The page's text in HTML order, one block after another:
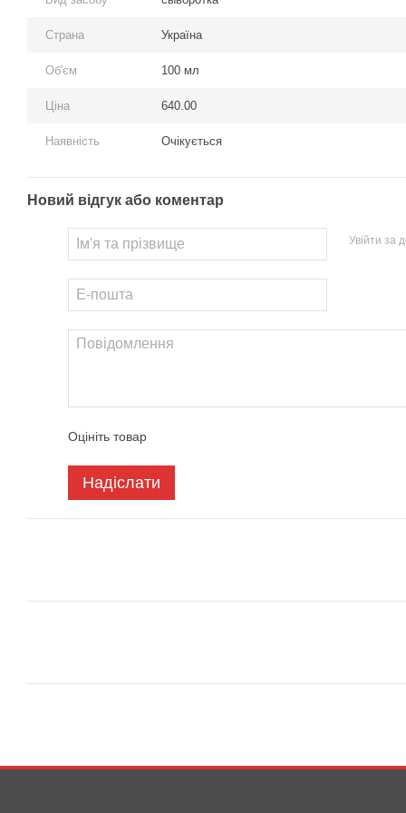
Страна Україна
Об'єм 100 мл
Ціна 640.00
Наявність Очікується
Новий відгук або коментар
Увійти за
Оцініть товар
Надіслати